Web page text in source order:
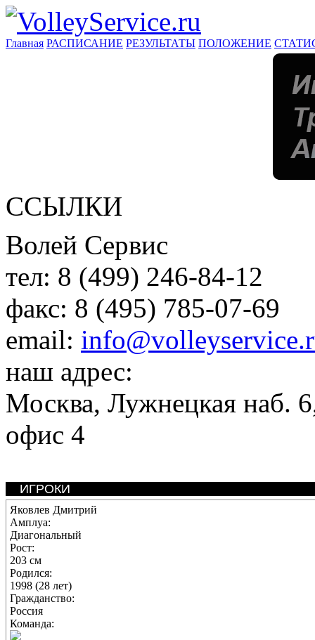
Главная РАСПИСАНИЕ РЕЗУЛЬТАТЫ ПОЛОЖЕНИЕ
ССЫЛКИ
Волей Сервис
тел: 8 (499) 246-84-12
факс: 8 (495) 785-07-69
email:
наш адрес:
Москва, Лужнецкая наб.
офис 4
ИГРОКИ
Яковлев Дмитрий
Амплуа:
Диагональный
Рост:
203 см
Родился:
1998 (28 лет)
Гражданство:
Россия
Команда: